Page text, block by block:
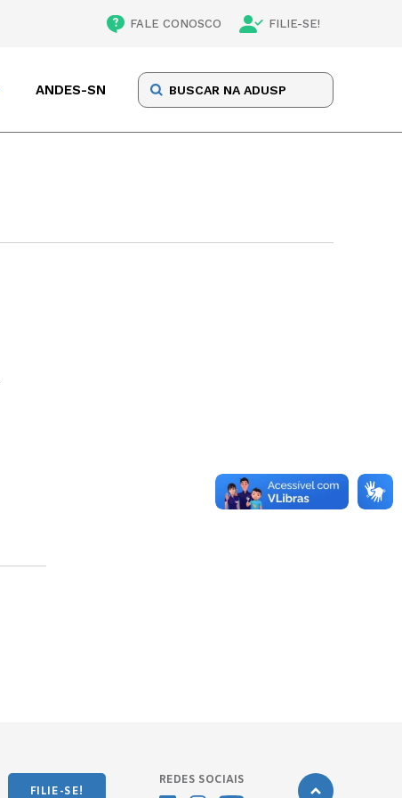
FALE CONOSCO FILIE-SE!
ANDES-SN
FILIE-SE!
REDES SOCIAIS